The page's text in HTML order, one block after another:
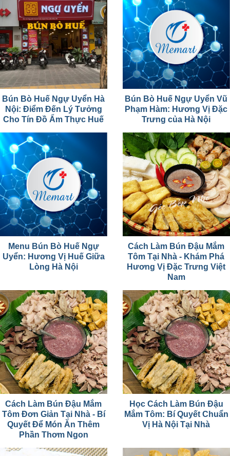
Bún Bò Huế Ngự Uyển Hà
Nội: Điểm Đến Lý Tưởng
Cho Tín Đồ Ẩm Thực Huế
Bún Bò Huế Ngự Uyển Vũ
Phạm Hàm: Hương Vị Đặc
Trưng của Hà Nội
Menu Bún Bò Huế Ngự
Uyển: Hương Vị Huế Giữa
Lòng Hà Nội
Cách Làm Bún Đậu Mắm
Tôm Tại Nhà - Khám Phá
Hương Vị Đặc Trưng Việt
Nam
Cách Làm Bún Đậu Mắm
Tôm Đơn Giản Tại Nhà - Bí
Quyết Để Món Ăn Thêm
Phần Thơm Ngon
Học Cách Làm Bún Đậu
Mắm Tôm: Bí Quyết Chuẩn
Vị Hà Nội Tại Nhà